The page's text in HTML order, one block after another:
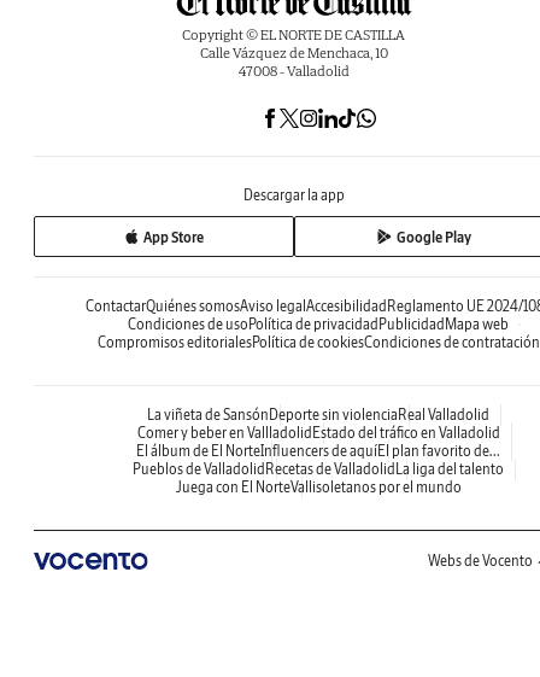
Copyright © EL NORTE DE CASTILLA
Calle Vázquez de Menchaca, 10
47008 - Valladolid
Descargar la app
App Store Google Play
ContactarQuiénes somosAviso legal Accesibilidad Reglamento UE 2024/
Condiciones de uso Política de privacidad Publicidad Mapa web
Compromisos editorialesPolítica de cookiesCondiciones de contratación
La viñeta de Sansón Deporte sin violencia Real Valladolid
Comer y beber en Vallladolid Estado del tráfico en Valladolid
El álbum de El NorteInfluencers de aquíEl plan favorito de...
Pueblos de Valladolid Recetas de Valladolid La liga del talento
Juega con El NorteVallisoletanos por el mundo
Webs de Vocento